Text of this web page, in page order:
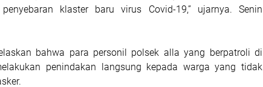
klaster baru virus Covid-19,” ujarnya. Senin
bahwa para personil polsek alla yang berpatroli di
penindakan langsung kepada warga yang tidak